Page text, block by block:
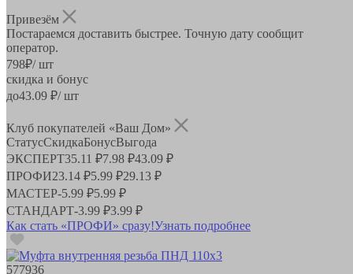
Привезём
Постараемся доставить быстрее. Точную дату сообщит
оператор.
798₽/ шт
скидка и бонус
до43.09 ₽/ шт
Клуб покупателей «Ваш Дом»
СтатусСкидкаБонусВыгода
ЭКСПЕРТ35.11 ₽7.98 ₽43.09 ₽
ПРОФИ23.14 ₽5.99 ₽29.13 ₽
МАСТЕР-5.99 ₽5.99 ₽
СТАНДАРТ-3.99 ₽3.99 ₽
Как стать «ПРОФИ» сразу!Узнать подробнее
577936